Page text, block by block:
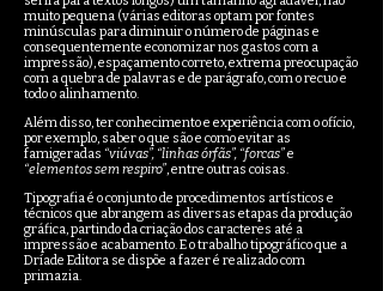
muito pequena (várias editoras optam por fontes
minúsculas para diminuir o número de páginas e
consequentemente economizar nos gastos com a
impressão), espaçamento correto, extrema preocupação
com a quebra de palavras e de parágrafo, com o recuo e
todo o alinhamento.
Além disso, ter conhecimento e experiência com o ofício,
por exemplo, saber o que são e como evitar as
famigeradas “viúvas”, “linhas órfãs”, “forcas”e
“elementos sem respiro”, entre outras coisas.
Tipografia é o conjunto de procedimentos artísticos e
técnicos que abrangem as diversas etapas da produção
gráfica, partindo da criação dos caracteres até a
impressão e acabamento. E o trabalho tipográfico que a
Dríade Editora se dispõe a fazer é realizado com
primazia.